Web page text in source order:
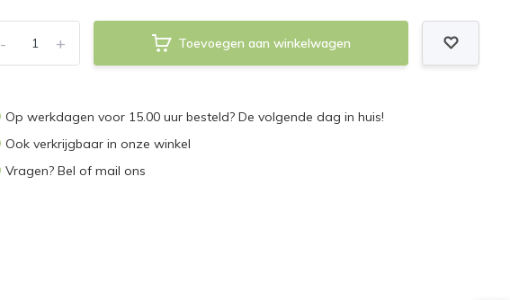
+
- Toevoegen aan winkelwagen
Op werkdagen voor 15.00 uur besteld? De volgende dag in huis!
Ook verkrijgbaar in onze winkel
Vragen? Bel of mail ons